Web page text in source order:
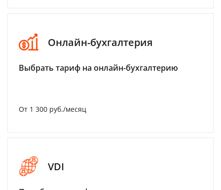
Онлайн-бухгалтерия
Выбрать тариф на онлайн-бухгалтерию
От 1 300 руб./месяц
VDI